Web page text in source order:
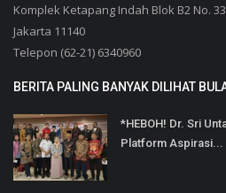
Komplek Ketapang Indah Blok B2 No.
Jakarta 11140
Telepon (62-21) 6340960
BERITA PALING BANYAK DILIHAT
*HEBOH! Dr. Sri
Platform Aspirasi...